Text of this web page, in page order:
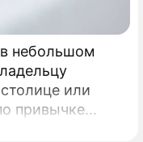
небольшом
или
привычке
жилье нужно